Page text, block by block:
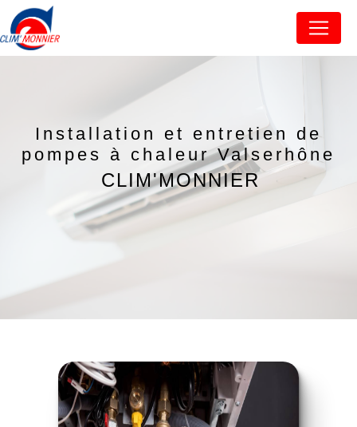
Installation et entretien de
pompes à chaleur Valserhône
CLIM'MONNIER
Panneau de gestion des cookies